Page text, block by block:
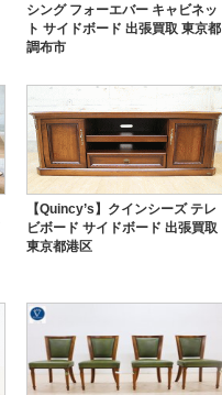
シング フォーエバー キャビネッ
ト サイドボード 出張買取 東京都
調布市
【Quincy’s】クインシーズ テレ
ビボード サイドボード 出張買取
東京都港区